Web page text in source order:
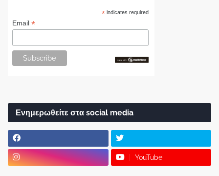
* indicates required
Email *
Ενημερωθείτε στα social media
YouTube